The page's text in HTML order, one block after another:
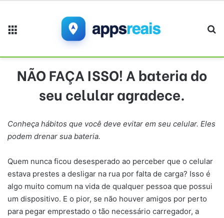
NÃO FAÇA ISSO! A bateria do
seu celular agradece.
Conheça hábitos que você deve evitar em seu celular. Eles
podem drenar sua bateria.
Quem nunca ficou desesperado ao perceber que o celular
estava prestes a desligar na rua por falta de carga? Isso é
algo muito comum na vida de qualquer pessoa que possui
um dispositivo. E o pior, se não houver amigos por perto
para pegar emprestado o tão necessário carregador, a